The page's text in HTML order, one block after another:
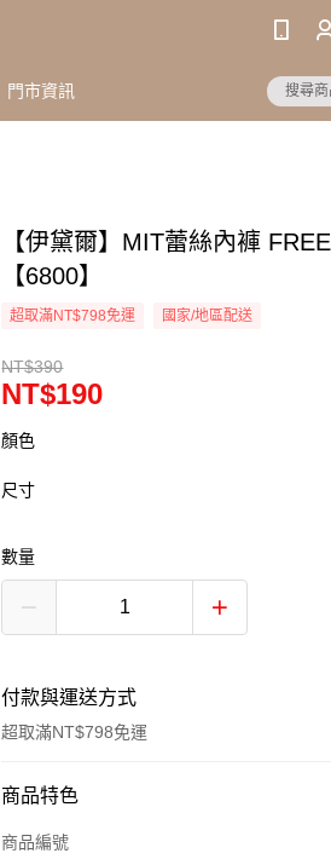
門市資訊
【伊黛爾】MIT蕾絲內褲
【6800】
超取滿NT$798免運 國家/地區配送
NT$390
NT$190
顏色
尺寸
數量
付款與運送方式
超取滿NT$798免運
付款方式
信用卡一次付款
商品特色
商品編號